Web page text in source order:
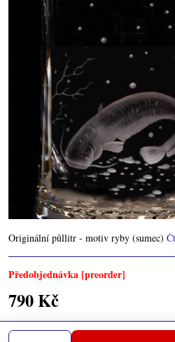
Originální půllitr - motiv ryby (sumec)
Předobjednávka [preorder]
790 Kč